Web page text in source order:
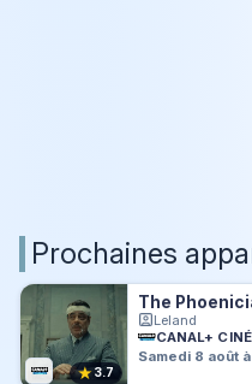
Prochaines
★3.7
The
Leland
CANAL+
Samedi 8 août